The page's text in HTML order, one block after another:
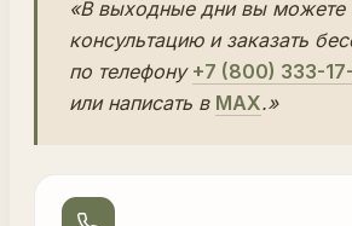
«В выходные дни вы можете
консультацию и заказать
по телефону +7 (800) 333-
или написать в MAX.»